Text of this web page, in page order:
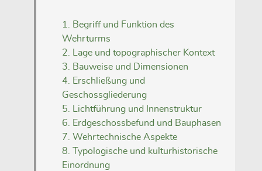
1. Begriff und Funktion des
Wehrturms
2. Lage und topographischer Kontext
3. Bauweise und Dimensionen
4. Erschließung und
Geschossgliederung
5. Lichtführung und Innenstruktur
6. Erdgeschossbefund und Bauphasen
7. Wehrtechnische Aspekte
8. Typologische und kulturhistorische
Einordnung